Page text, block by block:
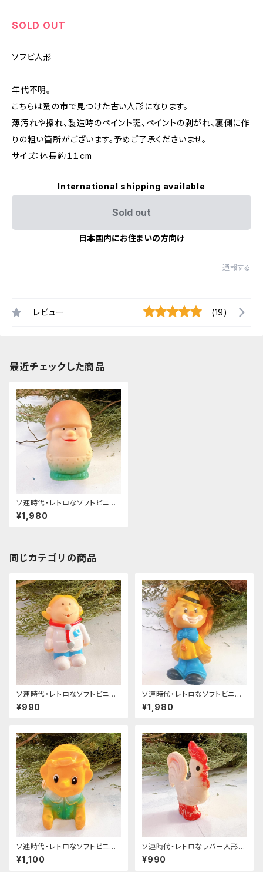
SOLD OUT
ソフビ人形
年代不明。
こちらは蚤の市で見つけた古い人形になります。
薄汚れや擦れ、製造時のペイント斑、ペイントの剥がれ、裏側に作
りの粗い箇所がございます。予めご了承くださいませ。
サイズ：体長約１１cm
International shipping available
Sold out
日本国内にお住まいの方向け
通報する
レビュー (19)
最近チェックした商品
ソ連時代・レトロなソフトビニー
ル人形 「きのこ」
¥1,980
同じカテゴリの商品
ソ連時代・レトロなソフトビニー
ル人形 「ドクター」
¥990
ソ連時代・レトロなソフトビニー
ル人形 「ピエロ」
¥1,980
ソ連時代・レトロなソフトビニー
ル人形 「ピノキオ」
¥1,100
ソ連時代・レトロなラバー人形
「ニワトリB」
¥990